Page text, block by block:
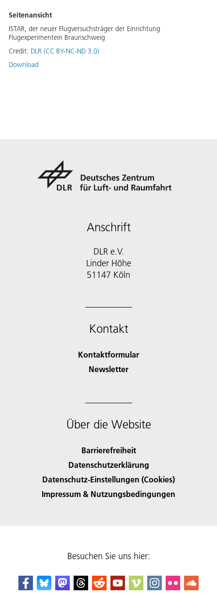
Seitenansicht
ISTAR, der neuer Flugversuchsträger der Einrichtung
Flugexperimentein Braunschweig
Credit: DLR (CC BY-NC-ND 3.0)
Download
Anschrift
DLR e.V.
Linder Höhe
51147 Köln
Kontakt
Kontaktformular
Newsletter
Über die Website
Barrierefreiheit
Datenschutzerklärung
Datenschutz-Einstellungen (Cookies)
Impressum & Nutzungsbedingungen
Besuchen Sie uns hier: